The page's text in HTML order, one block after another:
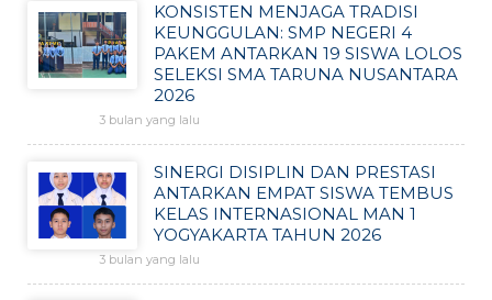
KONSISTEN MENJAGA TRADISI
KEUNGGULAN: SMP NEGERI 4
PAKEM ANTARKAN 19 SISWA LOLOS
SELEKSI SMA TARUNA NUSANTARA
2026
3 bulan yang lalu
SINERGI DISIPLIN DAN PRESTASI
ANTARKAN EMPAT SISWA TEMBUS
KELAS INTERNASIONAL MAN 1
YOGYAKARTA TAHUN 2026
3 bulan yang lalu